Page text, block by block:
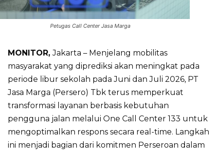
Petugas Call Center Jasa Marga
MONITOR,Jakarta – Menjelang mobilitas
masyarakat yang diprediksi akan meningkat pada
periode libur sekolah pada Juni dan Juli 2026, PT
Jasa Marga (Persero) Tbk terus memperkuat
transformasi layanan berbasis kebutuhan
pengguna jalan melalui One Call Center 133 untuk
mengoptimalkan respons secara real-time. Langkah
ini menjadi bagian dari komitmen Perseroan dalam